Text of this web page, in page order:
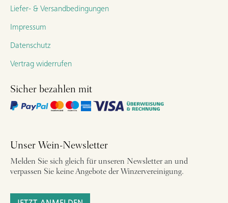
Liefer- & Versandbedingungen
Impressum
Datenschutz
Vertrag widerrufen
Sicher bezahlen mit
Unser Wein-Newsletter
Melden Sie sich gleich für unseren Newsletter an und
verpassen Sie keine Angebote der Winzervereinigung.